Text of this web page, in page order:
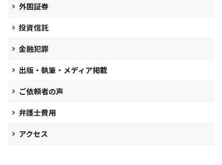
外国証券
投資信託
金融犯罪
出版・執筆・メディア掲載
ご依頼者の声
弁護士費用
アクセス